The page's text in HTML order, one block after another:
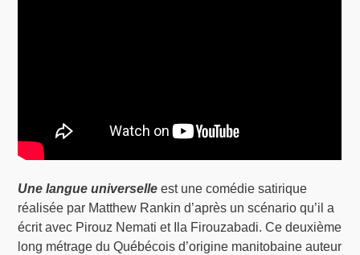
Une langue universelle est une comédie satirique
réalisée par Matthew Rankin d’après un scénario qu’il a
écrit avec Pirouz Nemati et Ila Firouzabadi. Ce deuxième
long métrage du Québécois d’origine manitobaine auteur